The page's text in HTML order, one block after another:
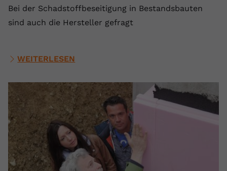
Bei der Schadstoffbeseitigung in Bestandsbauten
sind auch die Hersteller gefragt
WEITERLESEN